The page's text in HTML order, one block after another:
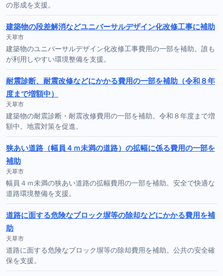
の形成を支援。
建築物の段差解消などユニバーサルデザイン化改修工事に補助
天草市
建築物のユニバーサルデザイン化改修工事費用の一部を補助。誰も
が利用しやすい環境整備を支援。
耐震診断、耐震改修などにかかる費用の一部を補助（令和８年
度まで増額中）
天草市
建築物の耐震診断・耐震改修費用の一部を補助。令和８年度まで増
額中。地震対策を促進。
狭あい道路（幅員４ｍ未満の道路）の拡幅に係る費用の一部を
補助
天草市
幅員４ｍ未満の狭あい道路の拡幅費用の一部を補助。安全で快適な
道路環境整備を支援。
道路に面する危険なブロック塀等の除却などにかかる費用を補
助
天草市
道路に面する危険なブロック塀等の除却費用を補助。公共の安全確
保を支援。